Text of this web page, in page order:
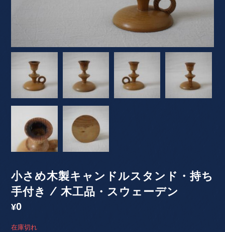
小さめ木製キャンドルスタンド・持ち
手付き / 木工品・スウェーデン
¥0
在庫切れ